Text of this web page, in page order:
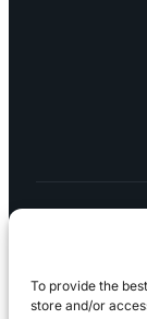
To provide the
store and/or